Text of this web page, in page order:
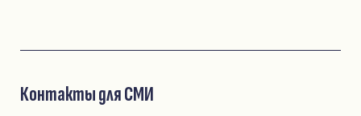
Контакты для СМИ